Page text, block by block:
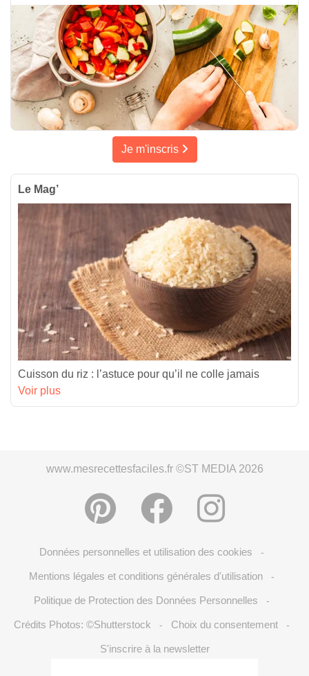
Je m'inscris
Le Mag’
Cuisson du riz : l’astuce pour qu’il ne colle jamais
Voir plus
www.mesrecettesfaciles.fr ©ST MEDIA 2026
Données personnelles et utilisation des cookies -
Mentions légales et conditions générales d'utilisation -
Politique de Protection des Données Personnelles -
Crédits Photos: ©Shutterstock - Choix du consentement -
S'inscrire à la newsletter